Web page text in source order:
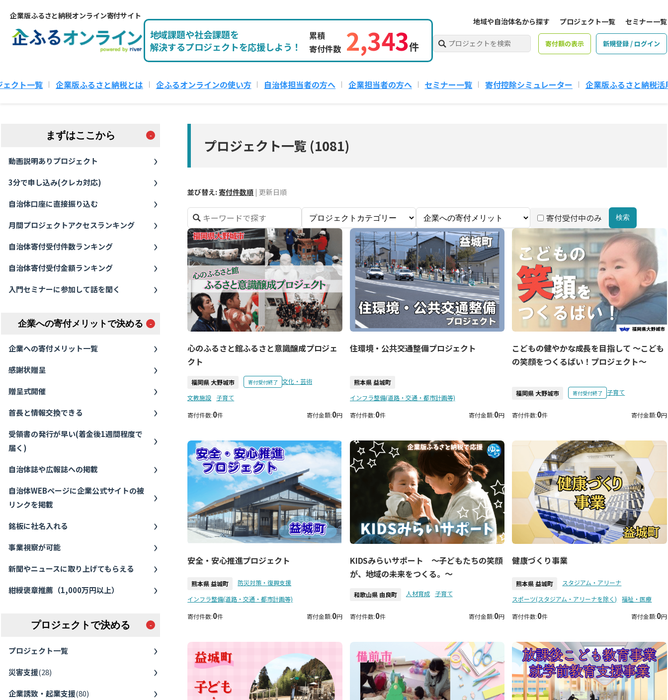
企業版ふるさと納税オンライン寄付サイト
地域課題や社会課題を
解決するプロジェクトを応援しよう！
累積
寄付件数 2,343件
地域や自治体名から探す プロジェクト一覧 セミナー一覧
寄付額の表示 新規登録 / ログイン
ェクト一覧 企業版ふるさと納税とは 企ふるオンラインの使い方 自治体担当者の方へ 企業担当者の方へ セミナー一覧 寄付控除シミュレーター 企業版ふるさと納税活
まずはここから
動画説明ありプロジェクト
3分で申し込み(クレカ対応)
自治体口座に直接振り込む
月間プロジェクトアクセスランキング
自治体寄付受付件数ランキング
自治体寄付受付金額ランキング
入門セミナーに参加して話を聞く
企業への寄付メリットで決める
企業への寄付メリット一覧
感謝状贈呈
贈呈式開催
首長と情報交換できる
受領書の発行が早い(着金後1週間程度で
届く)
自治体誌や広報誌への掲載
自治体WEBページに企業公式サイトの被
リンクを掲載
銘板に社名入れる
事業視察が可能
新聞やニュースに取り上げてもらえる
紺綬褒章推薦（1,000万円以上）
プロジェクトで決める
プロジェクト一覧
災害支援(28)
企業誘致・起業支援(80)
プロジェクト一覧 (1081)
並び替え: 寄付件数順 | 更新日順
寄付受付中のみ 検索
心のふるさと館ふるさと意識醸成プロジェ
クト
福岡県 大野城市 寄付受付終了
文化・芸術
文教施設
子育て
寄付件数:0件 寄付金額:0円
住環境・公共交通整備プロジェクト
熊本県 益城町
インフラ整備(道路・交通・都市計画等)
寄付件数:0件 寄付金額:0円
こどもの健やかな成長を目指して ～こども
の笑顔をつくるばい！プロジェクト～
福岡県 大野城市 寄付受付終了 子育て
寄付件数:0件 寄付金額:0円
安全・安心推進プロジェクト
熊本県 益城町
防災対策・復興支援
インフラ整備(道路・交通・都市計画等)
寄付件数:0件 寄付金額:0円
KIDSみらいサポート 〜子どもたちの笑顔
が、地域の未来をつくる。〜
和歌山県 由良町 人材育成 子育て
寄付件数:0件 寄付金額:0円
健康づくり事業
熊本県 益城町
スタジアム・アリーナ
スポーツ(スタジアム・アリーナを除く)
福祉・医療
寄付件数:0件 寄付金額:0円